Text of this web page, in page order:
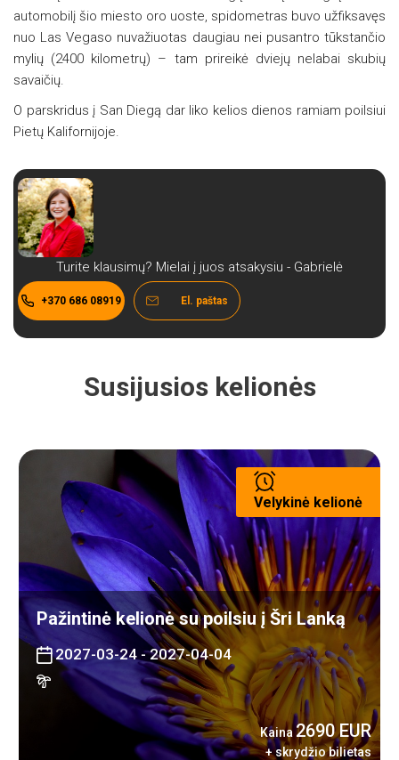
automobilį šio miesto oro uoste, spidometras buvo užfiksavęs
nuo Las Vegaso nuvažiuotas daugiau nei pusantro tūkstančio
mylių (2400 kilometrų) – tam prireikė dviejų nelabai skubių
savaičių.
O parskridus į San Diegą dar liko kelios dienos ramiam poilsiui
Pietų Kalifornijoje.
Turite klausimų? Mielai į juos atsakysiu - Gabrielė
+370 686 08919 El. paštas
Susijusios kelionės
Velykinė kelionė
Pažintinė kelionė su poilsiu į Šri Lanką
2027-03-24 - 2027-04-04
Kaina 2690 EUR
+ skrydžio bilietas